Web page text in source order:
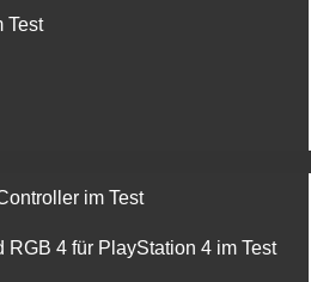
Test
im Test
RGB 4 für PlayStation 4 im Test